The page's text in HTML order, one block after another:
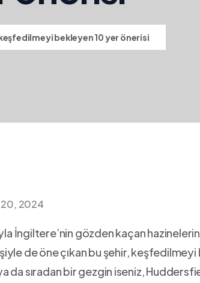
bekleyen 10 yer önerisi
20, 2024
İngiltere’nin gözden kaçan
de öne çıkan bu şehir,‍
da sıradan bir gezgin ⁣iseniz,